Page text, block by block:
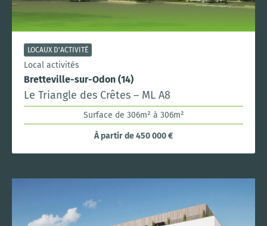
LOCAUX D'ACTIVITÉ
Local activités
Bretteville-sur-Odon (14)
Le Triangle des Crêtes – ML A8
Surface de 306m² à 306m²
À partir de 450 000 €